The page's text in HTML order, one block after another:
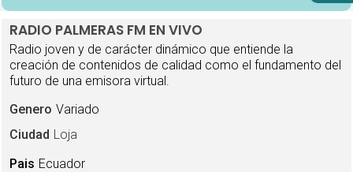
RADIO PALMERAS FM EN VIVO
Radio joven y de carácter dinámico que entiende la
creación de contenidos de calidad como el fundamento del
futuro de una emisora ​​virtual.
Genero Variado
Ciudad Loja
Pais Ecuador